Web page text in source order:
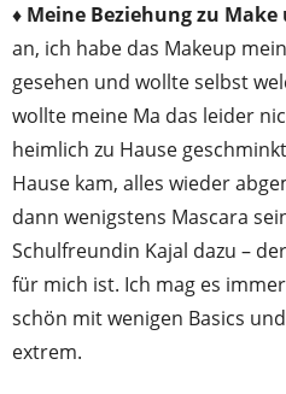
♦ Meine Beziehung zu Make
an, ich habe das Makeup
gesehen und wollte selbst
wollte meine Ma das leider
heimlich zu Hause
Hause kam, alles wieder
dann wenigstens Mascara
Schulfreundin Kajal dazu –
für mich ist. Ich mag es
schön mit wenigen Basics
extrem.